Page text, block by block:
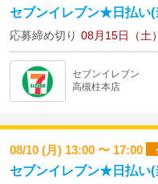
セブンイレブン★日払い
応募締め切り 08月15日（土
セブンイレブン
高槻柱本店
08/10 (月) 13:00 〜 17:00
セブンイレブン★日払い